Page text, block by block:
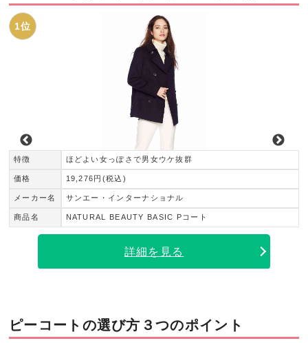
1位
特徴
価格
メーカー名
商品名
ほどよい女っぽさで男女ウケ抜群
19,276円(税込)
サンエー・インターナショナル
NATURAL BEAUTY BASIC Pコート
詳細を見る
ピーコートの選び方３つのポイント